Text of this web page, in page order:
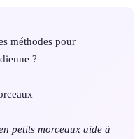
méthodes pour
?
petits morceaux aide à